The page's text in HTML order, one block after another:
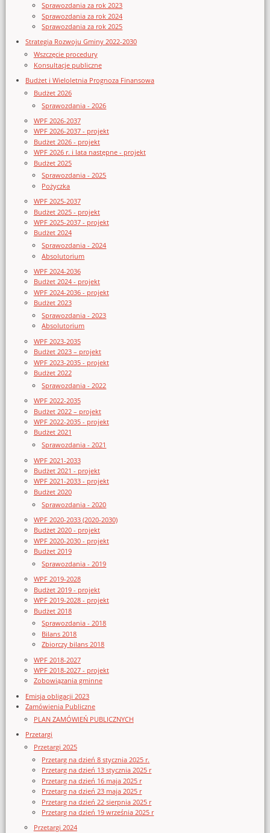
Sprawozdania za rok 2023
Sprawozdania za rok 2024
Sprawozdania za rok 2025
Strategia Rozwoju Gminy 2022-2030
Wszczęcie procedury
Konsultacje publiczne
Budżet i Wieloletnia Prognoza Finansowa
Budżet 2026
Sprawozdania - 2026
WPF 2026-2037
WPF 2026-2037 - projekt
Budżet 2026 - projekt
WPF 2026 r. i lata następne - projekt
Budżet 2025
Sprawozdania - 2025
Pożyczka
WPF 2025-2037
Budżet 2025 - projekt
WPF 2025-2037 - projekt
Budżet 2024
Sprawozdania - 2024
Absolutorium
WPF 2024-2036
Budżet 2024 - projekt
WPF 2024-2036 - projekt
Budżet 2023
Sprawozdania - 2023
Absolutorium
WPF 2023-2035
Budżet 2023 – projekt
WPF 2023-2035 - projekt
Budżet 2022
Sprawozdania - 2022
WPF 2022-2035
Budżet 2022 – projekt
WPF 2022-2035 - projekt
Budżet 2021
Sprawozdania - 2021
WPF 2021-2033
Budżet 2021 - projekt
WPF 2021-2033 - projekt
Budżet 2020
Sprawozdania - 2020
WPF 2020-2033 (2020-2030)
Budżet 2020 - projekt
WPF 2020-2030 - projekt
Budżet 2019
Sprawozdania - 2019
WPF 2019-2028
Budżet 2019 - projekt
WPF 2019-2028 - projekt
Budżet 2018
Sprawozdania - 2018
Bilans 2018
Zbiorczy bilans 2018
WPF 2018-2027
WPF 2018-2027 - projekt
Zobowiązania gminne
Emisja obligacji 2023
Zamówienia Publiczne
PLAN ZAMÓWIEŃ PUBLICZNYCH
Przetargi
Przetargi 2025
Przetarg na dzień 8 stycznia 2025 r.
Przetarg na dzień 13 stycznia 2025 r
Przetarg na dzień 16 maja 2025 r
Przetarg na dzień 23 maja 2025 r
Przetarg na dzień 22 sierpnia 2025 r
Przetarg na dzień 19 września 2025 r
Przetargi 2024